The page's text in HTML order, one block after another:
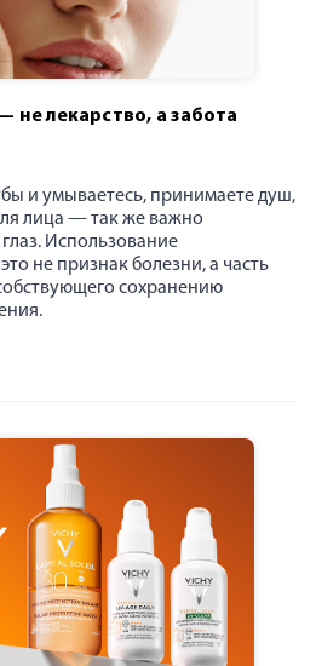
лекарство, а забота
и умываетесь, принимаете душ,
лица — так же важно
Использование
не признак болезни, а часть
сохранению